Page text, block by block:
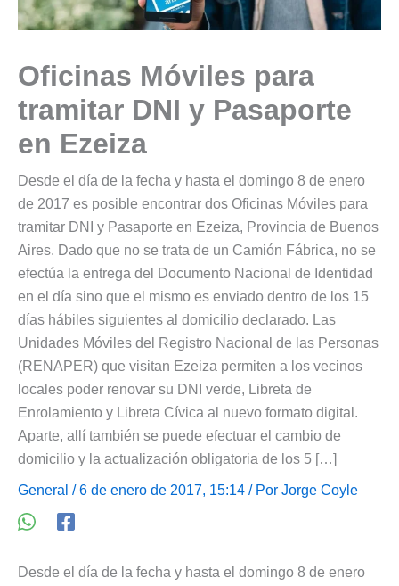
Oficinas Móviles para
tramitar DNI y Pasaporte
en Ezeiza
Desde el día de la fecha y hasta el domingo 8 de enero
de 2017 es posible encontrar dos Oficinas Móviles para
tramitar DNI y Pasaporte en Ezeiza, Provincia de Buenos
Aires. Dado que no se trata de un Camión Fábrica, no se
efectúa la entrega del Documento Nacional de Identidad
en el día sino que el mismo es enviado dentro de los 15
días hábiles siguientes al domicilio declarado. Las
Unidades Móviles del Registro Nacional de las Personas
(RENAPER) que visitan Ezeiza permiten a los vecinos
locales poder renovar su DNI verde, Libreta de
Enrolamiento y Libreta Cívica al nuevo formato digital.
Aparte, allí también se puede efectuar el cambio de
domicilio y la actualización obligatoria de los 5 […]
General / 6 de enero de 2017, 15:14 / Por Jorge Coyle
Desde el día de la fecha y hasta el domingo 8 de enero